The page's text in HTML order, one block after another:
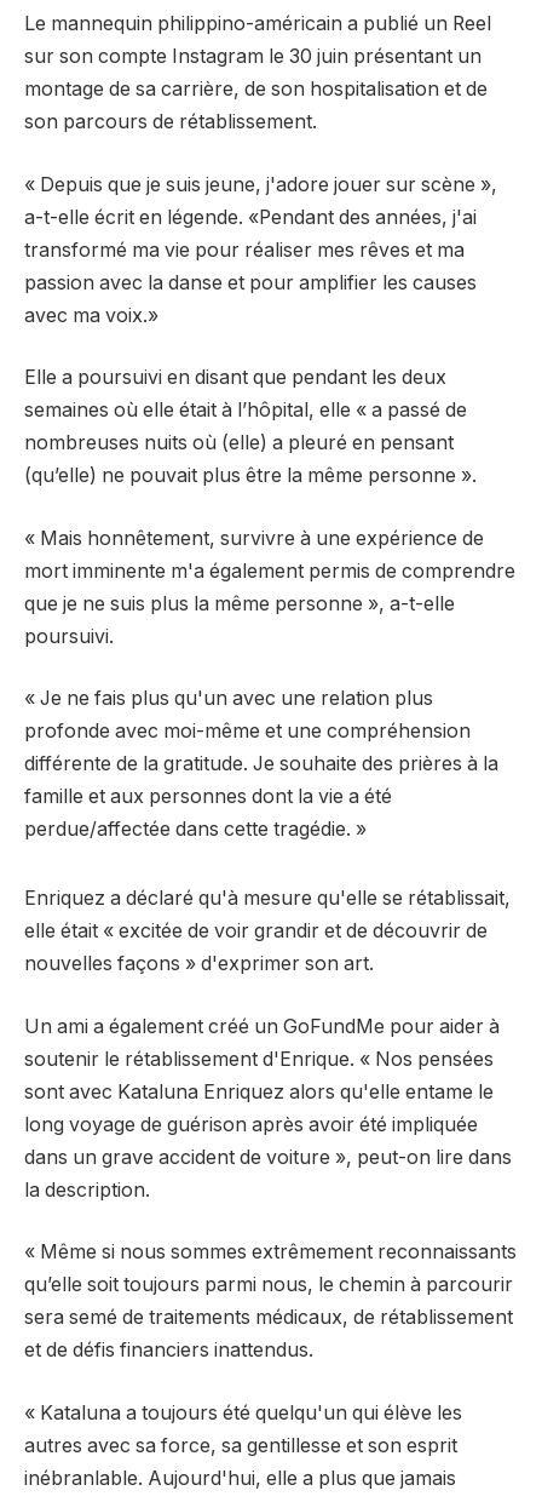
Le mannequin philippino-américain a publié un Reel
sur son compte Instagram le 30 juin présentant un
montage de sa carrière, de son hospitalisation et de
son parcours de rétablissement.
« Depuis que je suis jeune, j'adore jouer sur scène »,
a-t-elle écrit en légende. «Pendant des années, j'ai
transformé ma vie pour réaliser mes rêves et ma
passion avec la danse et pour amplifier les causes
avec ma voix.»
Elle a poursuivi en disant que pendant les deux
semaines où elle était à l’hôpital, elle « a passé de
nombreuses nuits où (elle) a pleuré en pensant
(qu’elle) ne pouvait plus être la même personne ».
« Mais honnêtement, survivre à une expérience de
mort imminente m'a également permis de comprendre
que je ne suis plus la même personne », a-t-elle
poursuivi.
« Je ne fais plus qu'un avec une relation plus
profonde avec moi-même et une compréhension
différente de la gratitude. Je souhaite des prières à la
famille et aux personnes dont la vie a été
perdue/affectée dans cette tragédie. »
Enriquez a déclaré qu'à mesure qu'elle se rétablissait,
elle était « excitée de voir grandir et de découvrir de
nouvelles façons » d'exprimer son art.
Un ami a également créé un GoFundMe pour aider à
soutenir le rétablissement d'Enrique. « Nos pensées
sont avec Kataluna Enriquez alors qu'elle entame le
long voyage de guérison après avoir été impliquée
dans un grave accident de voiture », peut-on lire dans
la description.
« Même si nous sommes extrêmement reconnaissants
qu’elle soit toujours parmi nous, le chemin à parcourir
sera semé de traitements médicaux, de rétablissement
et de défis financiers inattendus.
« Kataluna a toujours été quelqu'un qui élève les
autres avec sa force, sa gentillesse et son esprit
inébranlable. Aujourd'hui, elle a plus que jamais